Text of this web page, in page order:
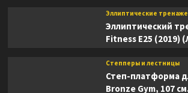
Эллиптические
Эллиптический
Fitness E25 (2019)
Степперы и лестницы
Степ-платформа
Bronze Gym, 107